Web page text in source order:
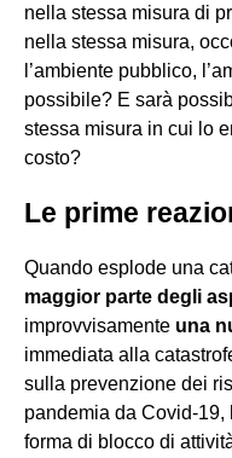
nella stessa misura di
nella stessa misura,
l’ambiente pubblico,
possibile? E sarà
stessa misura in cui lo
costo?
Le prime
Quando esplode una
maggior parte degli
improvvisamente una
immediata alla
sulla prevenzione dei
pandemia da Covid-
forma di blocco di